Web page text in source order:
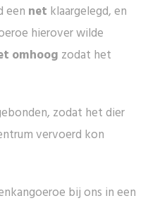
een net klaargelegd, en
hierover wilde
omhoog zodat het
zodat het dier
vervoerd kon
bij ons in een